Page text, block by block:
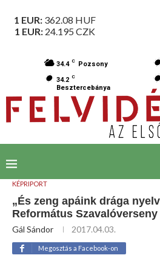
1 EUR: 362.08 HUF
1 EUR: 24.195 CZK
34.4 C Pozsony
34.2 C
Besztercebánya
KÉPRIPORT
„És zeng apáink drága
Református
Gál Sándor 2017.04.03.
Megosztás a Facebook-on